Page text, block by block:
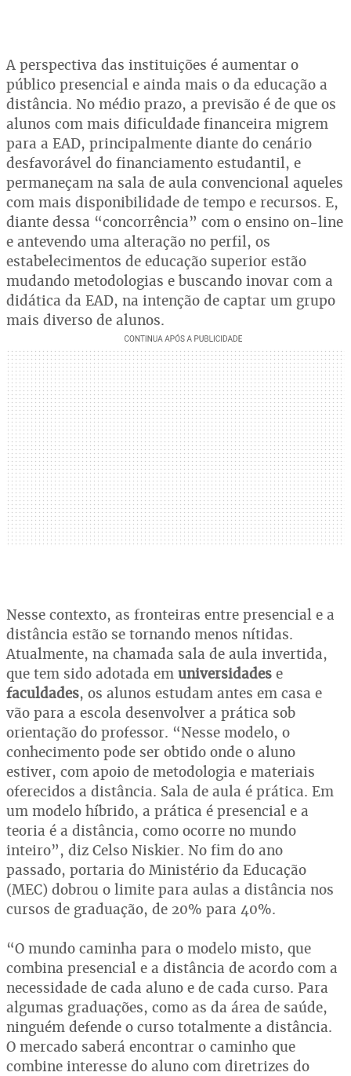
A perspectiva das instituições é aumentar o
público presencial e ainda mais o da educação a
distância. No médio prazo, a previsão é de que os
alunos com mais dificuldade financeira migrem
para a EAD, principalmente diante do cenário
desfavorável do financiamento estudantil, e
permaneçam na sala de aula convencional aqueles
com mais disponibilidade de tempo e recursos. E,
diante dessa “concorrência” com o ensino on-line
e antevendo uma alteração no perfil, os
estabelecimentos de educação superior estão
mudando metodologias e buscando inovar com a
didática da EAD, na intenção de captar um grupo
mais diverso de alunos.
Nesse contexto, as fronteiras entre presencial e a
distância estão se tornando menos nítidas.
Atualmente, na chamada sala de aula invertida,
que tem sido adotada em universidades e
faculdades, os alunos estudam antes em casa e
vão para a escola desenvolver a prática sob
orientação do professor. “Nesse modelo, o
conhecimento pode ser obtido onde o aluno
estiver, com apoio de metodologia e materiais
oferecidos a distância. Sala de aula é prática. Em
um modelo híbrido, a prática é presencial e a
teoria é a distância, como ocorre no mundo
inteiro”, diz Celso Niskier. No fim do ano
passado, portaria do Ministério da Educação
(MEC) dobrou o limite para aulas a distância nos
cursos de graduação, de 20% para 40%.
“O mundo caminha para o modelo misto, que
combina presencial e a distância de acordo com a
necessidade de cada aluno e de cada curso. Para
algumas graduações, como as da área de saúde,
ninguém defende o curso totalmente a distância.
O mercado saberá encontrar o caminho que
combine interesse do aluno com diretrizes do